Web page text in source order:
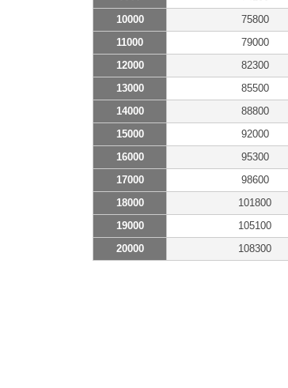
10000
75800
11000
79000
12000
82300
13000
85500
14000
88800
15000
92000
16000
95300
17000
98600
18000
101800
19000
105100
20000
108300